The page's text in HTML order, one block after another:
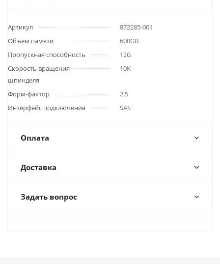
Артикул
872285-001
Объем памяти
600GB
Пропускная способность
12G
Скорость вращения
шпинделя
10K
Форм-фактор
2.5
Интерфейс подключения
SAS
Оплата
Доставка
Задать вопрос